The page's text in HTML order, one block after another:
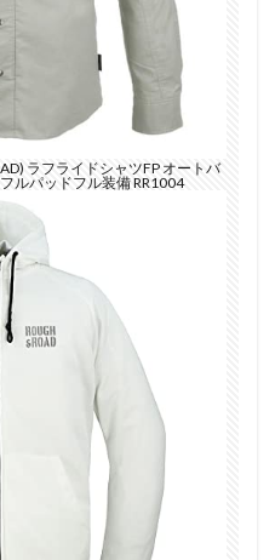
ラフライドシャツFP オートバ
ルパッドフル装備 RR1004